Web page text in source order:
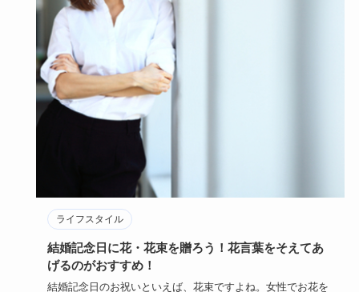
ライフスタイル
結婚記念日に花・花束を贈ろう！花言葉をそえてあ
げるのがおすすめ！
結婚記念日のお祝いといえば、花束ですよね。女性でお花を